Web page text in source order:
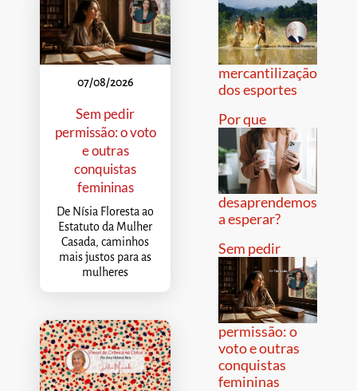
07/08/2026
Sem pedir
permissão: o voto
e outras
conquistas
femininas
De Nísia Floresta ao
Estatuto da Mulher
Casada, caminhos
mais justos para as
mulheres
mercantilização
dos esportes
Por que
desaprendemos
a esperar?
Sem pedir
permissão: o
voto e outras
conquistas
femininas